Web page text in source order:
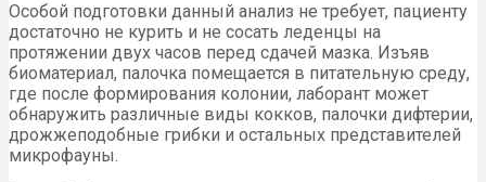
Особой подготовки данный анализ не требует, пациенту
достаточно не курить и не сосать леденцы на
протяжении двух часов перед сдачей мазка. Изъяв
биоматериал, палочка помещается в питательную среду,
где после формирования колонии, лаборант может
обнаружить различные виды кокков, палочки дифтерии,
дрожжеподобные грибки и остальных представителей
микрофауны.